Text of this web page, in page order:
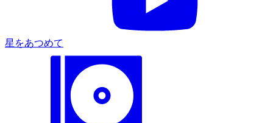
星をあつめて